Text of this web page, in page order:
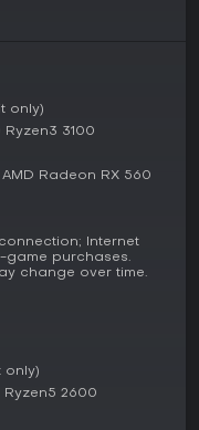
scontri diretti,
come lo scontro con
drop di contenuti
bilanciamenti,
Season 3.
un evento di
di Arkesia.
only)
Ryzen3 3100
Radeon RX 560
Internet
purchases.
change over time.
only)
Ryzen5 2600